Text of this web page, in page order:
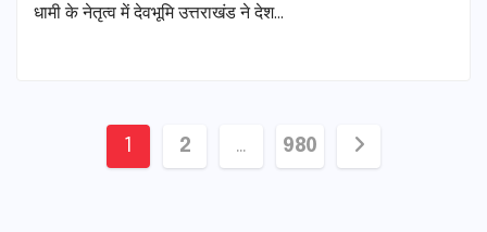
धामी के नेतृत्व में देवभूमि उत्तराखंड ने देश…
Posts
1 2 … 980